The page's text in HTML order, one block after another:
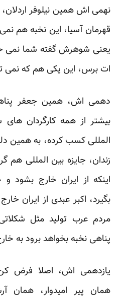
نهمی اش همین نیلوفر اردلان،
قهرمان آسیا، این نخبه هم
یعنی شوهرش گفته شما نمی
ات برس، این یکی هم که نمی
دهمی اش، همین جعفر
بیشتر از همه کارگردان های
المللی کسب کرده، به همین
زندان، جایزه بین المللی هم
اینکه از ایران خارج بشود
بگیرد، اکبر عبدی از ایران
مردم عرب تولید مثل
پناهی نخبه بخواهد برود به
یازدهمی اش، اصلا فرض
همان پیر امیدوار، همان